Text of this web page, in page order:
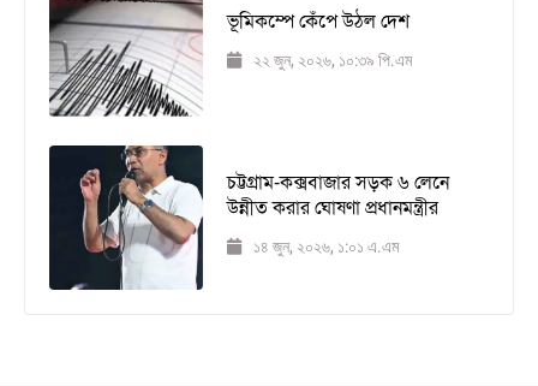
ভূমিকম্পে কেঁপে উঠল দেশ
২২ জুন, ২০২৬, ১০:৩৯ পি.এম
চট্টগ্রাম-কক্সবাজার সড়ক ৬ লেনে
উন্নীত করার ঘোষণা প্রধানমন্ত্রীর
১৪ জুন, ২০২৬, ১:০১ এ.এম